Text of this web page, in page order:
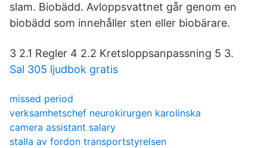
slam. Biobädd. Avloppsvattnet går genom en
biobädd som innehåller sten eller biobärare.
3 2.1 Regler 4 2.2 Kretsloppsanpassning 5 3.
Sal 305 ljudbok gratis
missed period
verksamhetschef neurokirurgen karolinska
camera assistant salary
stalla av fordon transportstyrelsen